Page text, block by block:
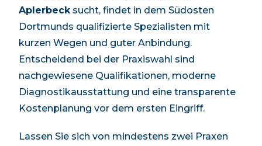
Aplerbeck sucht, findet in dem Südosten
Dortmunds qualifizierte Spezialisten mit
kurzen Wegen und guter Anbindung.
Entscheidend bei der Praxiswahl sind
nachgewiesene Qualifikationen, moderne
Diagnostikausstattung und eine transparente
Kostenplanung vor dem ersten Eingriff.
Lassen Sie sich von mindestens zwei Praxen